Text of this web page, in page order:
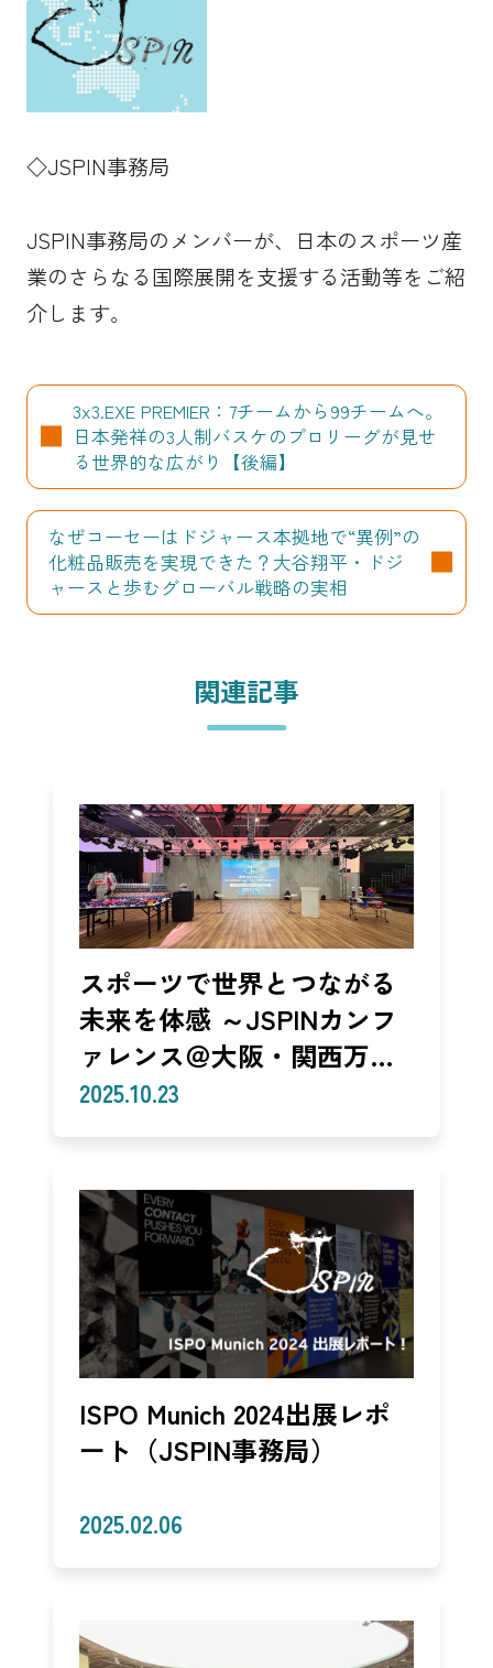
◇JSPIN事務局
JSPIN事務局のメンバーが、日本のスポーツ産
業のさらなる国際展開を支援する活動等をご紹
介します。
3x3.EXE PREMIER：7チームから99チームへ。
日本発祥の3人制バスケのプロリーグが見せ
る世界的な広がり【後編】
なぜコーセーはドジャース本拠地で“異例”の
化粧品販売を実現できた？大谷翔平・ドジ
ャースと歩むグローバル戦略の実相
関連記事
スポーツで世界とつながる
未来を体感 ～JSPINカンフ
ァレンス＠大阪・関西万博
レポート～（JSPIN事務
2025.10.23
ISPO Munich 2024出展レポ
ート（JSPIN事務局）
2025.02.06